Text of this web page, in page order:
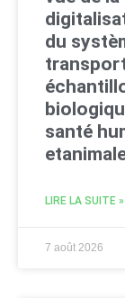
du
santé
LIRE LA SUITE »
7 août 2026